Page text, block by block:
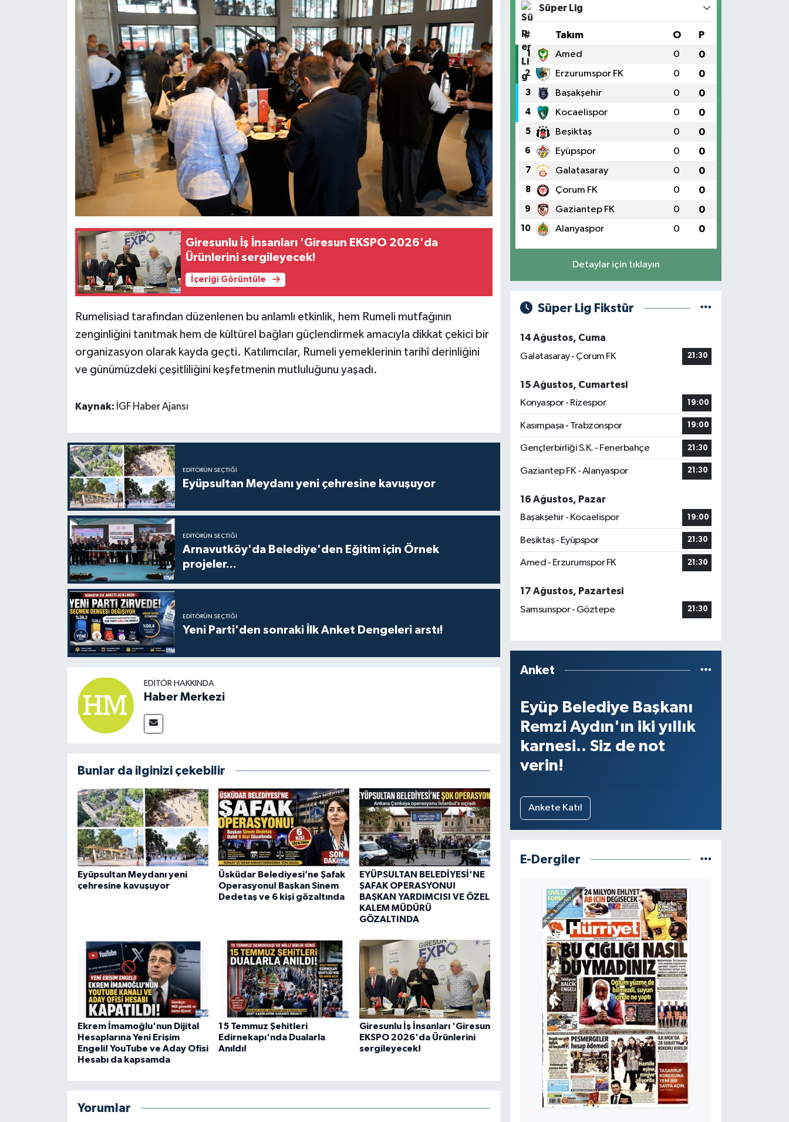
Giresunlu İş İnsanları 'Giresun EKSPO 2026'da
Ürünlerini sergileyecek!
İçeriği Görüntüle
Rumelisiad tarafından düzenlenen bu anlamlı etkinlik, hem Rumeli mutfağının
zenginliğini tanıtmak hem de kültürel bağları güçlendirmek amacıyla dikkat çekici bir
organizasyon olarak kayda geçti. Katılımcılar, Rumeli yemeklerinin tarihî derinliğini
ve günümüzdeki çeşitliliğini keşfetmenin mutluluğunu yaşadı.
Kaynak: İGF Haber Ajansı
EDITÖRÜN SEÇTIĞI
Eyüpsultan Meydanı yeni çehresine kavuşuyor
EDITÖRÜN SEÇTIĞI
Arnavutköy'da Belediye'den Eğitim için Örnek
projeler...
EDITÖRÜN SEÇTIĞI
Yeni Parti'den sonraki İlk Anket Dengeleri arstı!
EDITÖR HAKKINDA
Haber Merkezi
Bunlar da ilginizi çekebilir
Eyüpsultan Meydanı yeni
çehresine kavuşuyor
Üsküdar Belediyesi’ne Şafak
Operasyonu! Başkan Sinem
Dedetaş ve 6 kişi gözaltında
EYÜPSULTAN BELEDİYESİ'NE
ŞAFAK OPERASYONU!
BAŞKAN YARDIMCISI VE ÖZEL
KALEM MÜDÜRÜ
GÖZALTINDA
Ekrem İmamoğlu'nun Dijital
Hesaplarına Yeni Erişim
Engeli! YouTube ve Aday Ofisi
Hesabı da kapsamda
15 Temmuz Şehitleri
Edirnekapı'nda Dualarla
Anıldı!
Giresunlu İş İnsanları 'Giresun
EKSPO 2026'da Ürünlerini
sergileyecek!
Yorumlar
Süper Lig
# Takım O P
1 Amed 0 0
2 Erzurumspor FK 0 0
3 Başakşehir 0 0
4 Kocaelispor 0 0
5 Beşiktaş 0 0
6 Eyüpspor 0 0
7 Galatasaray 0 0
8 Çorum FK 0 0
9 Gaziantep FK 0 0
10 Alanyaspor 0 0
Detaylar için tıklayın
Süper Lig Fikstür
14 Ağustos, Cuma
Galatasaray - Çorum FK
21:30
15 Ağustos, Cumartesi
Konyaspor - Rizespor
19:00
Kasımpaşa - Trabzonspor 19:00
Gençlerbirliği S.K. - Fenerbahçe 21:30
Gaziantep FK - Alanyaspor 21:30
16 Ağustos, Pazar
Başakşehir - Kocaelispor
19:00
Beşiktaş - Eyüpspor 21:30
Amed - Erzurumspor FK 21:30
17 Ağustos, Pazartesi
Samsunspor - Göztepe
21:30
Anket
Eyüp Belediye Başkanı
Remzi Aydın'ın iki yıllık
karnesi.. Siz de not
verin!
Ankete Katıl
E-Dergiler